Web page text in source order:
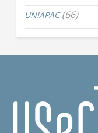
UNIAPAC(66)